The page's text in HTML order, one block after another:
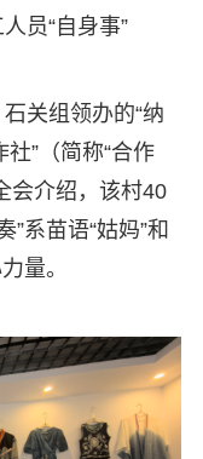
员“自身事”
关组领办的“纳
”（简称“合作
会介绍，该村40
系苗语“姑妈”和
量。